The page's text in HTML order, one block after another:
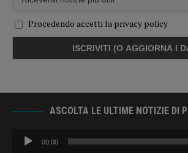
Procedendo accetti la privacy policy
ASCOLTA LE ULTIME NOTIZIE DI
Audio
Player
00:00